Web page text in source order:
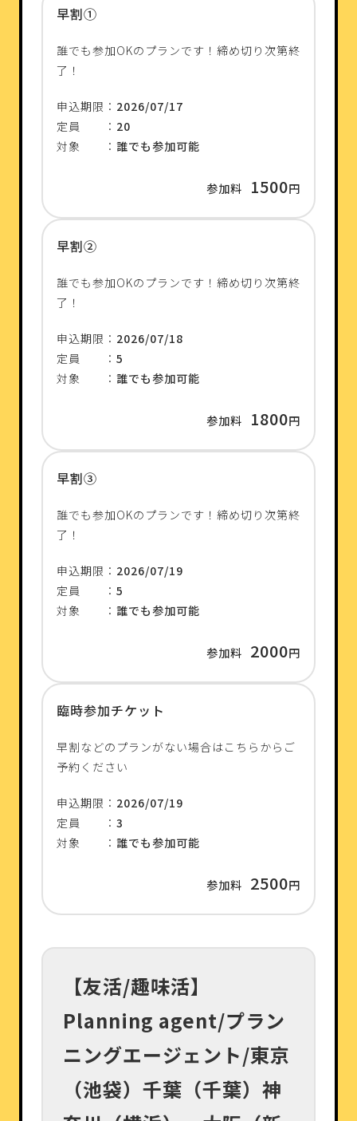
早割①
誰でも参加OKのプランです！締め切り次第終
了！
申込期限： 2026/07/17
定員 ： 20
対象 ： 誰でも参加可能
参加料 1500円
早割②
誰でも参加OKのプランです！締め切り次第終
了！
申込期限： 2026/07/18
定員 ： 5
対象 ： 誰でも参加可能
参加料 1800円
早割③
誰でも参加OKのプランです！締め切り次第終
了！
申込期限： 2026/07/19
定員 ： 5
対象 ： 誰でも参加可能
参加料 2000円
臨時参加チケット
早割などのプランがない場合はこちらからご
予約ください
申込期限： 2026/07/19
定員 ： 3
対象 ： 誰でも参加可能
参加料 2500円
【友活/趣味活】
Planning agent/プラン
ニングエージェント/東京
（池袋）千葉（千葉）神